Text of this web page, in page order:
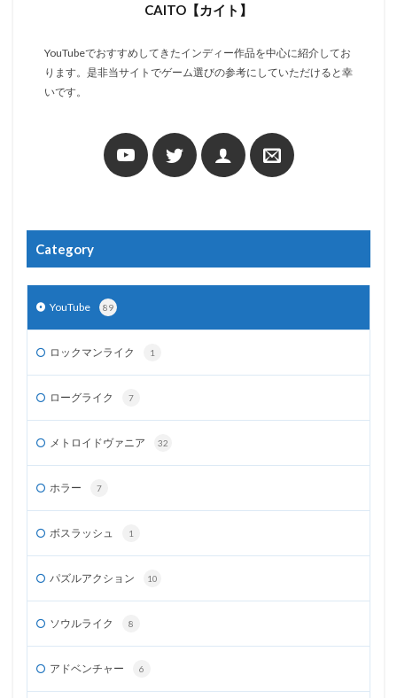
CAITO【カイト】
YouTubeでおすすめしてきたインディー作品を中心に紹介してお
ります。是非当サイトでゲーム選びの参考にしていただけると幸
いです。
Category
YouTube 89
ロックマンライク 1
ローグライク 7
メトロイドヴァニア 32
ホラー 7
ボスラッシュ 1
パズルアクション 10
ソウルライク 8
アドベンチャー 6